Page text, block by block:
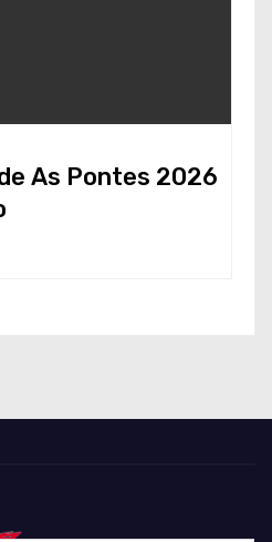
As Pontes 2026